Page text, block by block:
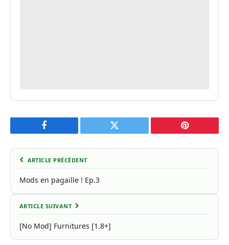
Facebook Twitter Pinterest
ARTICLE PRÉCÉDENT
Mods en pagaille ! Ep.3
ARTICLE SUIVANT
[No Mod] Furnitures [1.8+]